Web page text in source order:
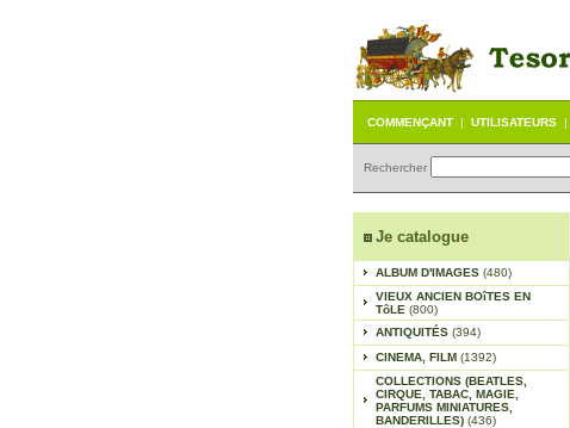
COMMENÇANT | UTILISATEURS |
Rechercher
Je catalogue
ALBUM D'IMAGES (480)
VIEUX ANCIEN BOîTES EN
TôLE (800)
ANTIQUITÉS (394)
CINEMA, FILM (1392)
COLLECTIONS (BEATLES,
CIRQUE, TABAC, MAGIE,
PARFUMS MINIATURES,
BANDERILLES) (436)